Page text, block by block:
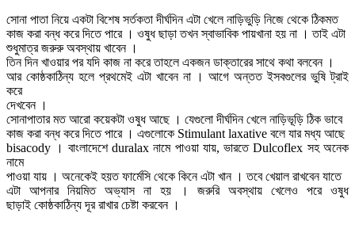
সোনা পাতা নিয়ে একটা বিশেষ সর্তকতা দীর্ঘদিন এটা খেলে নাড়িভুড়ি নিজে থেকে ঠিকমত
কাজ করা বন্ধ করে দিতে পারে । ওষুধ ছাড়া তখন স্বাভাবিক পায়খানা হয় না । তাই এটা
শুধুমাত্র জরুরু অবস্থায় খাবেন ।
তিন দিন খাওয়ার পর যদি কাজ না করে তাহলে একজন ডাক্তারের সাথে কথা বলবেন ।
আর কোষ্ঠকাঠিন্য হলে প্রথমেই এটা খাবেন না । আগে অন্তত ইসবগুলের ভুষি ট্রাই
করে
দেখবেন ।
সোনাপাতার মত আরো কয়েকটা ওষুধ আছে । যেগুলো দীর্ঘদিন খেলে নাড়িভূড়ি ঠিক ভাবে
কাজ করা বন্ধ করে দিতে পারে । এগুলোকে Stimulant laxative বলে যার মধ্য আছে
bisacody । বাংলাদেশে duralax নামে পাওয়া যায়, ভারতে Dulcoflex সহ অনেক
নামে
পাওয়া যায় । অনেকেই হয়ত ফার্মেসি থেকে কিনে এটা খান । তবে খেয়াল রাখবেন যাতে
এটা আপনার নিয়মিত অভ্যাস না হয় । জরুরি অবস্থায় খেলেও পরে ওষুধ
ছাড়াই কোষ্ঠকাঠিন্য দূর রাখার চেষ্টা করবেন ।